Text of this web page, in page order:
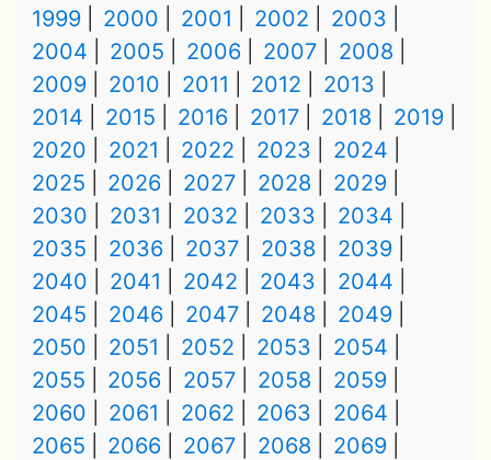
1999
2000 2001 2002
2003
2004
2005 2006 2007
2008
2009
2010 2011 2012
2013
2014
2015 2016 2017 2018
2019
2020
2021 2022 2023
2024
2025
2026 2027 2028
2029
2030
2031 2032 2033
2034
2035
2036 2037 2038
2039
2040
2041 2042 2043
2044
2045
2046 2047 2048
2049
2050
2051 2052 2053
2054
2055
2056 2057 2058
2059
2060
2061 2062 2063
2064
2065
2066 2067 2068
2069